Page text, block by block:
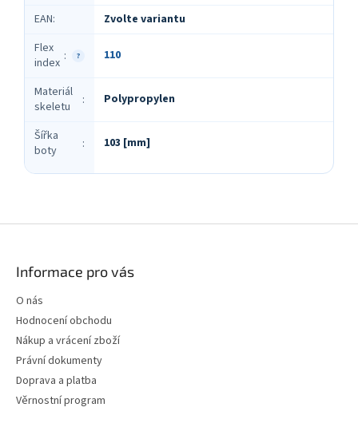
EAN: Zvolte variantu
?
Flex
index : 110
Materiál
skeletu
: Polypropylen
Šířka
boty
: 103 [mm]
Informace pro vás
O nás
Hodnocení obchodu
Nákup a vrácení zboží
Právní dokumenty
Doprava a platba
Věrnostní program